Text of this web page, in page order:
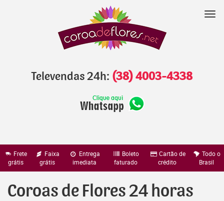
Televendas 24h: (38) 4003-4338
Frete
grátis
Faixa
grátis
Entrega
imediata
Boleto
faturado
Cartão de
crédito
Todo o
Brasil
Coroas de Flores 24 horas